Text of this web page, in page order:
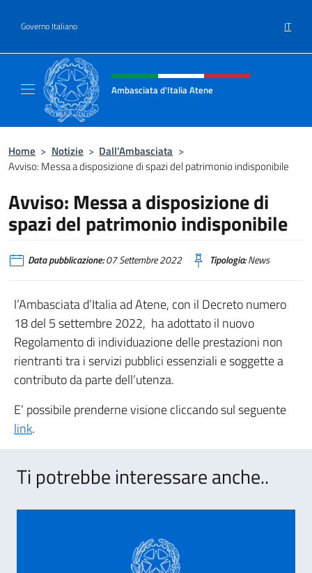
Governo Italiano IT
Intestazione sito, social e menù
Ambasciata d'Italia Atene
Home > Notizie > Dall’Ambasciata >
Avviso: Messa a disposizione di spazi del patrimonio indisponibile
Avviso: Messa a disposizione di
spazi del patrimonio indisponibile
Data pubblicazione:07 Settembre 2022 Tipologia:News
l’Ambasciata d’Italia ad Atene, con il Decreto numero
18 del 5 settembre 2022, ha adottato il nuovo
Regolamento di individuazione delle prestazioni non
rientranti tra i servizi pubblici essenziali e soggette a
contributo da parte dell’utenza.
E’ possibile prenderne visione cliccando sul seguente
link.
Ti potrebbe interessare anche..